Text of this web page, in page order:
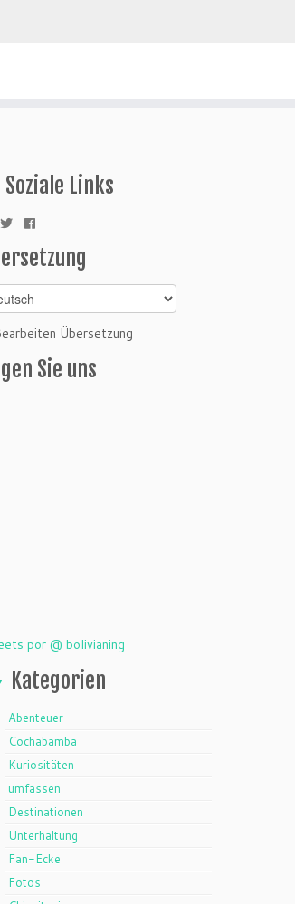
Soziale Links
Übersetzung
Sie uns
por @ bolivianing
Kategorien
Abenteuer
Cochabamba
Kuriositäten
umfassen
Destinationen
Unterhaltung
Fan-Ecke
Fotos